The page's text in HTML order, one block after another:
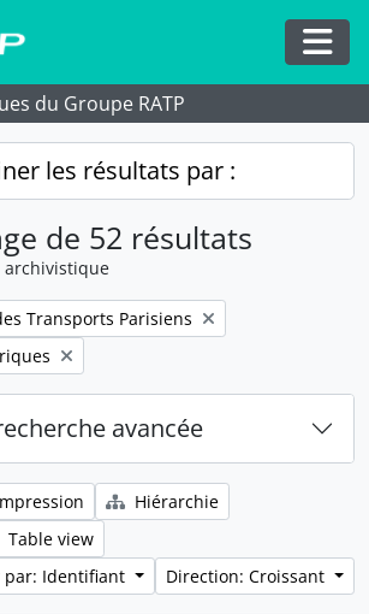
du Groupe RATP
les résultats par :
de 52 résultats
archivistique
Transports Parisiens
avancée
Hiérarchie
Table view
par: Identifiant
Direction: Croissant